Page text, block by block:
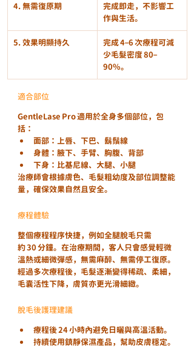
4. 無需復原期
完成即走，不影響工
作與生活。
5. 效果明顯持久
完成 4–6 次療程可減
少毛髮密度 80–
90%。
適合部位
GentleLase Pro 適用於全身多個部位，包
括：
面部：上唇、下巴、鬍鬚線
身體：腋下、手臂、胸腹、背部
下身：比基尼線、大腿、小腿
治療師會根據膚色、毛髮粗幼度及部位調整能
量，確保效果自然且安全。
療程體驗
整個療程程序快捷，例如全腿脫毛只需
約 30 分鐘。在治療期間，客人只會感覺輕微
溫熱或細微彈感，無需麻醉、無需停工復原。
經過多次療程後，毛髮逐漸變得稀疏、柔細，
毛囊活性下降，膚質亦更光滑細緻。
脫毛後護理建議
療程後 24 小時內避免日曬與高溫活動。
持續使用鎮靜保濕產品，幫助皮膚穩定。